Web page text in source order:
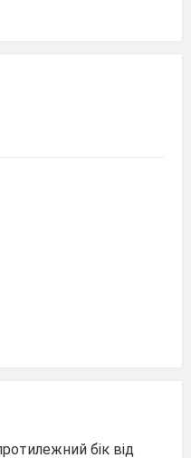
бік від